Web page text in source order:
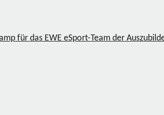
für das EWE eSport-Team der